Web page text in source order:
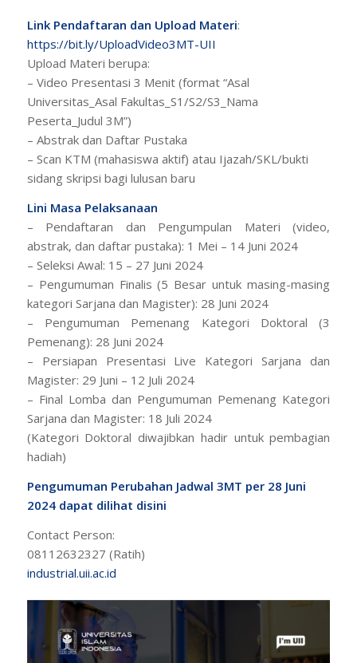
Link Pendaftaran dan Upload Materi:
https://bit.ly/UploadVideo3MT-UII
Upload Materi berupa:
– Video Presentasi 3 Menit (format “Asal
Universitas_Asal Fakultas_S1/S2/S3_Nama
Peserta_Judul 3M”)
– Abstrak dan Daftar Pustaka
– Scan KTM (mahasiswa aktif) atau Ijazah/SKL/bukti
sidang skripsi bagi lulusan baru
Lini Masa Pelaksanaan
– Pendaftaran dan Pengumpulan Materi (video,
abstrak, dan daftar pustaka): 1 Mei – 14 Juni 2024
– Seleksi Awal: 15 – 27 Juni 2024
– Pengumuman Finalis (5 Besar untuk masing-masing
kategori Sarjana dan Magister): 28 Juni 2024
– Pengumuman Pemenang Kategori Doktoral (3
Pemenang): 28 Juni 2024
– Persiapan Presentasi Live Kategori Sarjana dan
Magister: 29 Juni – 12 Juli 2024
– Final Lomba dan Pengumuman Pemenang Kategori
Sarjana dan Magister: 18 Juli 2024
(Kategori Doktoral diwajibkan hadir untuk pembagian
hadiah)
Pengumuman Perubahan Jadwal 3MT per 28 Juni
2024 dapat dilihat disini
Contact Person:
08112632327 (Ratih)
industrial.uii.ac.id